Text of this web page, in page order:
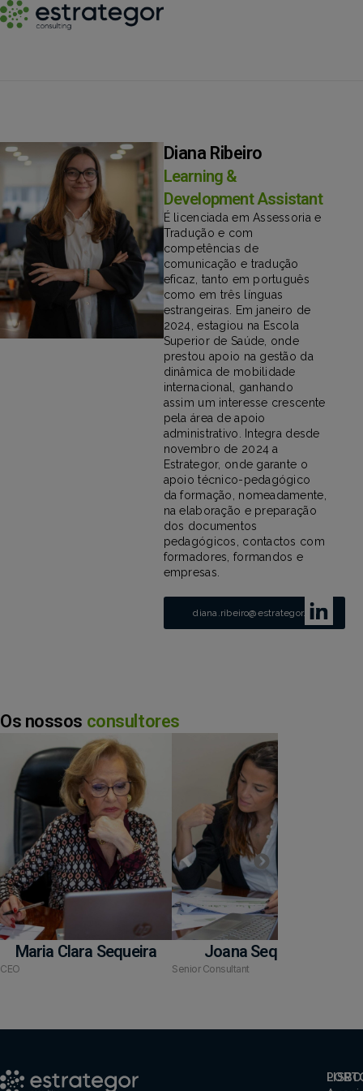
Diana Ribeiro
Learning &
Development Assistant
É licenciada em Assessoria e
Tradução e com
competências de
comunicação e tradução
eficaz, tanto em português
como em três línguas
estrangeiras. Em janeiro de
2024, estagiou na Escola
Superior de Saúde, onde
prestou apoio na gestão da
dinâmica de mobilidade
internacional, ganhando
assim um interesse crescente
pela área de apoio
administrativo. Integra desde
novembro de 2024 a
Estrategor, onde garante o
apoio técnico-pedagógico
da formação, nomeadamente,
na elaboração e preparação
dos documentos
pedagógicos, contactos com
formadores, formandos e
empresas.
diana.ribeiro@estrategor.pt
Os nossos consultores
Maria Clara Sequeira
CEO
Joana Sequeira
Senior Consultant